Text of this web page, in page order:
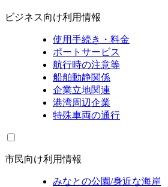
ビジネス向け利用情報
使用手続き・料金
ポートサービス
航行時の注意等
船舶動静関係
企業立地関連
港湾周辺企業
特殊車両の通行
市民向け利用情報
みなとの公園/身近な海岸